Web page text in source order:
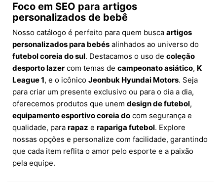
Foco em SEO para artigos
personalizados de bebê
Nosso catálogo é perfeito para quem busca artigos
personalizados para bebés alinhados ao universo do
futebol coreia do sul. Destacamos o uso de coleção
desporto lazer com temas de campeonato asiático, K
League 1, e o icônico Jeonbuk Hyundai Motors. Seja
para criar um presente exclusivo ou para o dia a dia,
oferecemos produtos que unem design de futebol,
equipamento esportivo coreia do com segurança e
qualidade, para rapaz e rapariga futebol. Explore
nossas opções e personalize com facilidade, garantindo
que cada item reflita o amor pelo esporte e a paixão
pela equipe.